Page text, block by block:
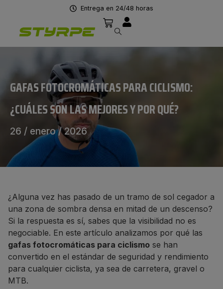
Entrega en 24/48 horas
GAFAS FOTOCROMÁTICAS PARA CICLISMO:
¿CUÁLES SON LAS MEJORES Y POR QUÉ?
26 / enero / 2026
¿Alguna vez has pasado de un tramo de sol cegador a
una zona de sombra densa en mitad de un descenso?
Si la respuesta es sí, sabes que la visibilidad no es
negociable. En este artículo analizamos por qué las
gafas fotocromáticas para ciclismo se han
convertido en el estándar de seguridad y rendimiento
para cualquier ciclista, ya sea de carretera, gravel o
MTB.